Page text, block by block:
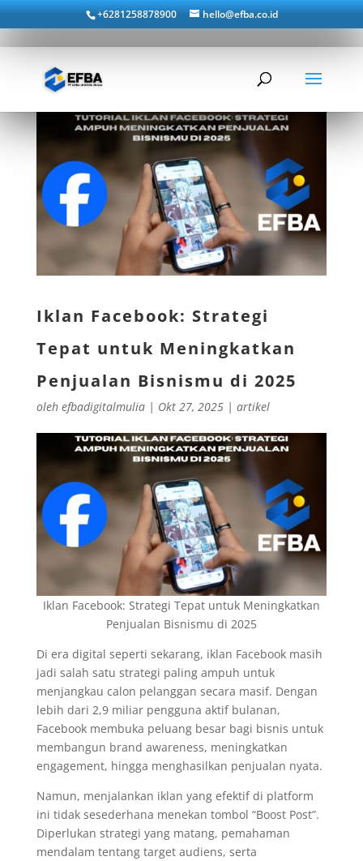
+6281258878900 hello@efba.co.id
Iklan Facebook: Strategi
Tepat untuk Meningkatkan
Penjualan Bisnismu di 2025
oleh efbadigitalmulia| Okt 27, 2025| artikel
Iklan Facebook: Strategi Tepat untuk Meningkatkan
Penjualan Bisnismu di 2025
Di era digital seperti sekarang, iklan Facebook masih
jadi salah satu strategi paling ampuh untuk
menjangkau calon pelanggan secara masif. Dengan
lebih dari 2,9 miliar pengguna aktif bulanan,
Facebook membuka peluang besar bagi bisnis untuk
membangun brand awareness, meningkatkan
engagement, hingga menghasilkan penjualan nyata.
Namun, menjalankan iklan yang efektif di platform
ini tidak sesederhana menekan tombol “Boost Post”.
Diperlukan strategi yang matang, pemahaman
mendalam tentang target audiens, serta